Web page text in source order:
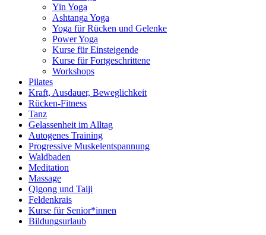
Yin Yoga
Ashtanga Yoga
Yoga für Rücken und Gelenke
Power Yoga
Kurse für Einsteigende
Kurse für Fortgeschrittene
Workshops
Pilates
Kraft, Ausdauer, Beweglichkeit
Rücken-Fitness
Tanz
Gelassenheit im Alltag
Autogenes Training
Progressive Muskelentspannung
Waldbaden
Meditation
Massage
Qigong und Taiji
Feldenkrais
Kurse für Senior*innen
Bildungsurlaub